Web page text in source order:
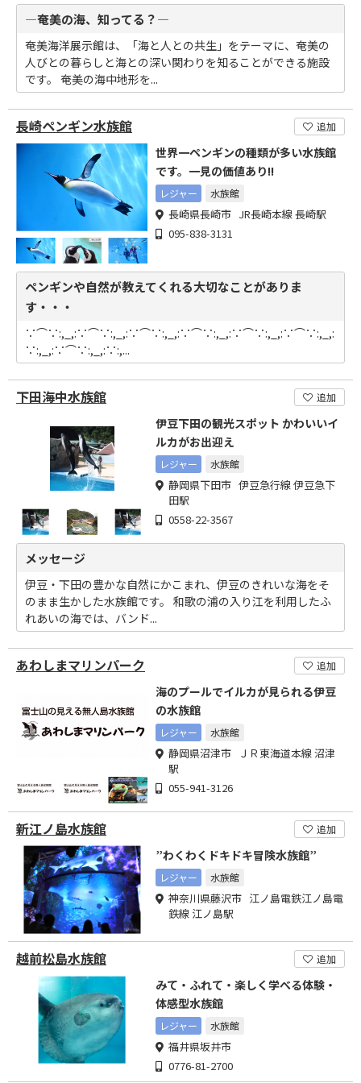
―奄美の海、知ってる？―
奄美海洋展示館は、「海と人との共生」をテーマに、奄美の
人びとの暮らしと海との深い関わりを知ることができる施設
です。 奄美の海中地形を...
長崎ペンギン水族館 追加
世界一ペンギンの種類が多い水族館
です。一見の価値あり!!
レジャー 水族館
長崎県長崎市 JR長崎本線 長崎駅
095-838-3131
ペンギンや自然が教えてくれる大切なことがありま
す・・・
∵⌒∵:,_,:∵⌒∵:,_,:∵⌒∵:,_,:∵⌒∵:,_,:∵⌒∵:,_,:∵⌒∵:,_,:
∵:,_,:∵⌒∵:,_,:∵:,...
下田海中水族館 追加
伊豆下田の観光スポット かわいいイ
ルカがお出迎え
レジャー 水族館
静岡県下田市 伊豆急行線 伊豆急下
田駅
0558-22-3567
メッセージ
伊豆・下田の豊かな自然にかこまれ、伊豆のきれいな海をそ
のまま生かした水族館です。 和歌の浦の入り江を利用したふ
れあいの海では、バンド...
あわしまマリンパーク 追加
海のプールでイルカが見られる伊豆
の水族館
レジャー 水族館
静岡県沼津市 ＪＲ東海道本線 沼津
駅
055-941-3126
新江ノ島水族館 追加
”わくわくドキドキ冒険水族館”
レジャー 水族館
神奈川県藤沢市 江ノ島電鉄江ノ島電
鉄線 江ノ島駅
越前松島水族館 追加
みて・ふれて・楽しく学べる体験・
体感型水族館
レジャー 水族館
福井県坂井市
0776-81-2700